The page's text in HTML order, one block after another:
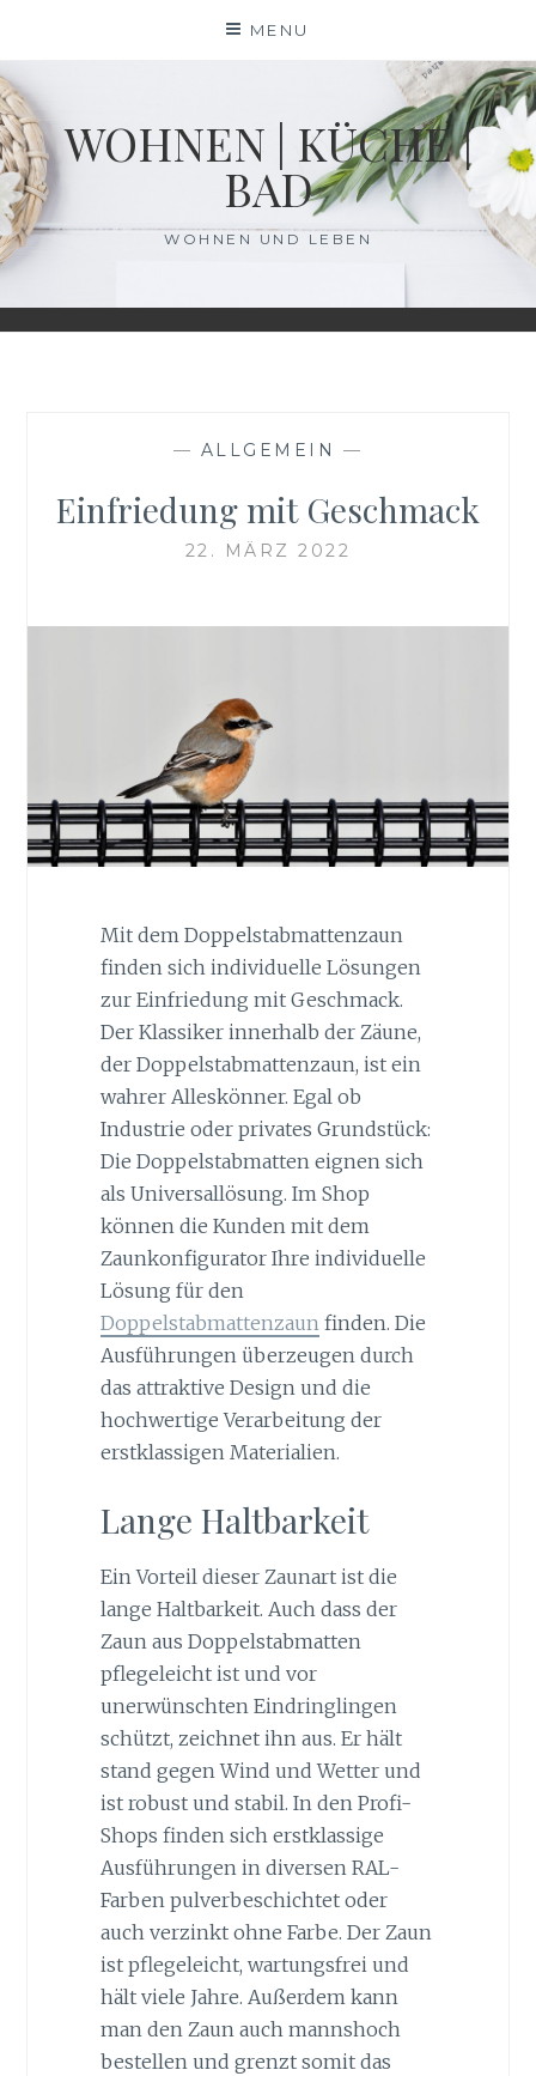
content
MENU
WOHNEN | KÜCHE |
BAD
WOHNEN UND LEBEN
— ALLGEMEIN —
Einfriedung mit Geschmack
22. MÄRZ 2022
Mit dem Doppelstabmattenzaun
finden sich individuelle Lösungen
zur Einfriedung mit Geschmack.
Der Klassiker innerhalb der Zäune,
der Doppelstabmattenzaun, ist ein
wahrer Alleskönner. Egal ob
Industrie oder privates Grundstück:
Die Doppelstabmatten eignen sich
als Universallösung. Im Shop
können die Kunden mit dem
Zaunkonfigurator Ihre individuelle
Lösung für den
Doppelstabmattenzaun finden. Die
Ausführungen überzeugen durch
das attraktive Design und die
hochwertige Verarbeitung der
erstklassigen Materialien.
Lange Haltbarkeit
Ein Vorteil dieser Zaunart ist die
lange Haltbarkeit. Auch dass der
Zaun aus Doppelstabmatten
pflegeleicht ist und vor
unerwünschten Eindringlingen
schützt, zeichnet ihn aus. Er hält
stand gegen Wind und Wetter und
ist robust und stabil. In den Profi-
Shops finden sich erstklassige
Ausführungen in diversen RAL-
Farben pulverbeschichtet oder
auch verzinkt ohne Farbe. Der Zaun
ist pflegeleicht, wartungsfrei und
hält viele Jahre. Außerdem kann
man den Zaun auch mannshoch
bestellen und grenzt somit das